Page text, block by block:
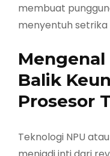
membuat
menyentuh setrika
Mengenal
Balik
Prosesor
Teknologi NPU atau